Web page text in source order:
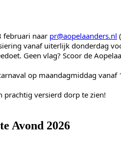
februari naar pr@aopelaanders.nl
vanaf uiterlijk donderdag
Geen vlag? Scoor de
op maandagmiddag
prachtig versierd dorp te zien!
Avond 2026